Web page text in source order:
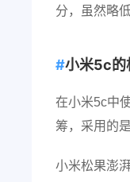
分，虽然略
小米5c的
在小米5c中
筹，采用的
小米松果澎